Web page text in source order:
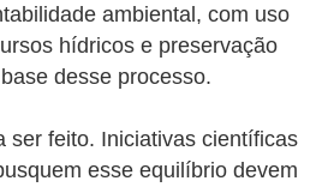
ambiental, com uso
hídricos e preservação
desse processo.
ser feito. Iniciativas científicas
esse equilíbrio devem